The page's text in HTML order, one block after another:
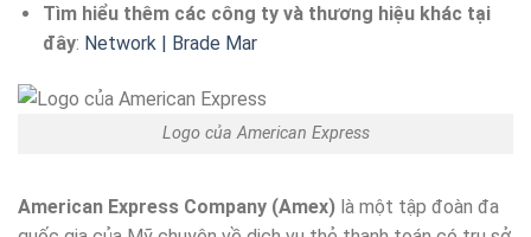
Tìm hiểu thêm các công ty và thương hiệu khác tại
đây: Network | Brade Mar
Logo của American Express
American Express Company (Amex) là một tập đoàn đa